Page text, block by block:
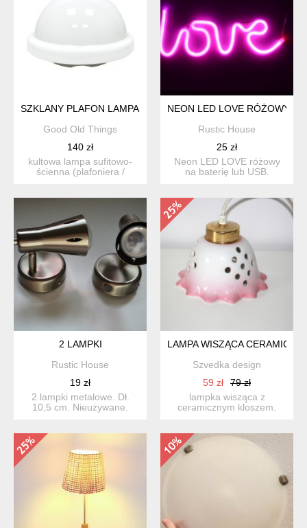
SZKLANY PLAFON LAMPA SUFITOWA PENKO PIEŃSK POLSKA
Good Old Things
140 zł
kultowa lampa sufitowo-
ścienna (plafoniera /
NEON LED LOVE RÓŻOWY
Rustic House
25 zł
Neon LED LOVE różowy
na baterię lub USB.
2 LAMPKI
Rustic House
19 zł
2 lampki metalowe. Dł.
10,5 cm. Nieużywane.
LAMPA WISZĄCA
Szvedka design
59 zł
79 zł
lampka wisząca z
ceramicznym kloszem.